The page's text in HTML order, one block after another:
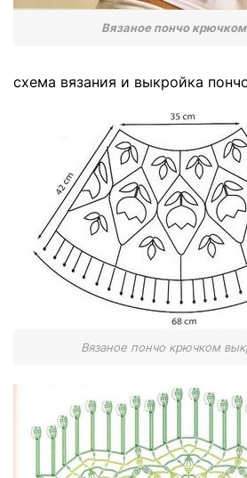
Вязаное пончо крючком
схема вязания и выкройка
Вязаное пончо крючком